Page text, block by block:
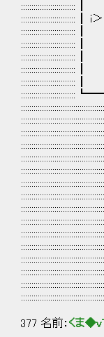
:::::::::::::::::::::::::: ┃
:::::::::::::::::::::::::: ┃
::::::::::::::::::::::::::
377 名前： くま